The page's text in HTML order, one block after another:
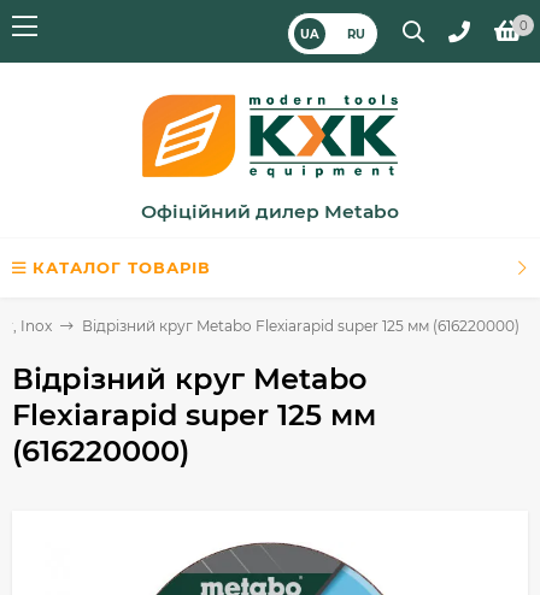
UA RU
0
Офіційний дилер Metabo
КАТАЛОГ ТОВАРІВ
Inox Відрізний круг Metabo Flexiarapid super 125 мм (616220000)
Відрізний круг Metabo
Flexiarapid super 125 мм
(616220000)